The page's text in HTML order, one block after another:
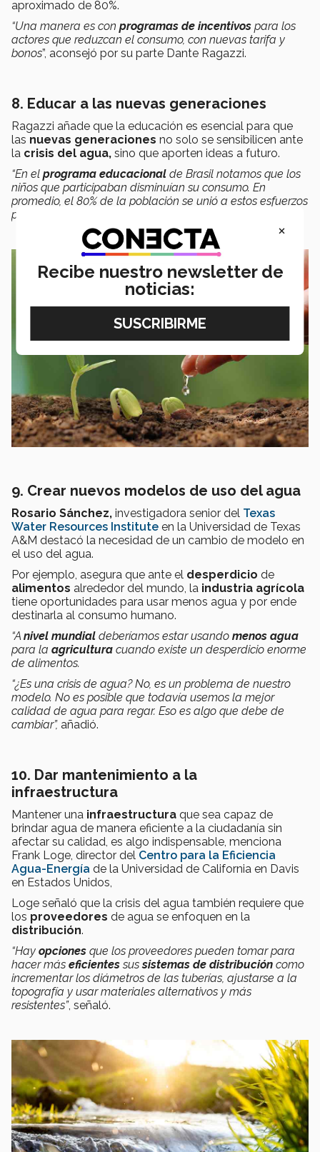
aproximado de 80%.
“Una manera es con programas de incentivos para los
actores que reduzcan el consumo, con nuevas tarifa y
bonos”, aconsejó por su parte Dante Ragazzi.
8. Educar a las nuevas generaciones
Ragazzi añade que la educación es esencial para que
las nuevas generaciones no solo se sensibilicen ante
la crisis del agua, sino que aporten ideas a futuro.
“En el programa educacional de Brasil notamos que los
niños que participaban disminuían su consumo. En
promedio, el 80% de la población se unió a estos esfuerzos
para el uso racional del agua”
9. Crear nuevos modelos de uso del agua
Rosario Sánchez, investigadora senior del Texas
Water Resources Institute en la Universidad de Texas
A&M destacó la necesidad de un cambio de modelo en
el uso del agua.
Por ejemplo, asegura que ante el desperdicio de
alimentos alrededor del mundo, la industria agrícola
tiene oportunidades para usar menos agua y por ende
destinarla al consumo humano.
“A nivel mundial deberíamos estar usando menos agua
para la agricultura cuando existe un desperdicio enorme
de alimentos.
“¿Es una crisis de agua? No, es un problema de nuestro
modelo. No es posible que todavía usemos la mejor
calidad de agua para regar. Eso es algo que debe de
cambiar”, añadió.
10. Dar mantenimiento a la
infraestructura
Mantener una infraestructura que sea capaz de
brindar agua de manera eficiente a la ciudadanía sin
afectar su calidad, es algo indispensable, menciona
Frank Loge, director del Centro para la Eficiencia
Agua-Energía de la Universidad de California en Davis
en Estados Unidos,
Loge señaló que la crisis del agua también requiere que
los proveedores de agua se enfoquen en la
distribución.
“Hay opciones que los proveedores pueden tomar para
hacer más eficientessussistemas de distribución como
incrementar los diámetros de las tuberías, ajustarse a la
topografía y usar materiales alternativos y más
resistentes”, señaló.
×
Recibe nuestro newsletter de
noticias: